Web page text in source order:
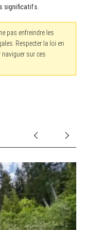
significatifs
pas enfreindre les
Respecter la loi en
sur ces